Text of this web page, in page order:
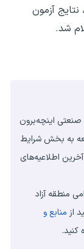
آزمون
شد.
صنعتی اینچه‌برون
با مراجعه به بخش شرایط
اطلاعیه‌های
منطقه آزاد
از منابع و